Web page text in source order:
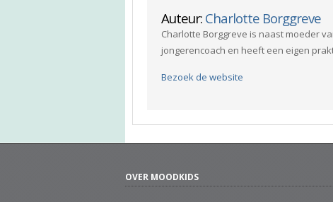
Auteur: Charlotte Borggreve
Charlotte Borggreve is naast moeder
jongerencoach en heeft een eigen
Bezoek de website
OVER MOODKIDS